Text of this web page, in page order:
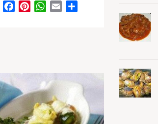
FacebookPinterestWhatsApp
Email